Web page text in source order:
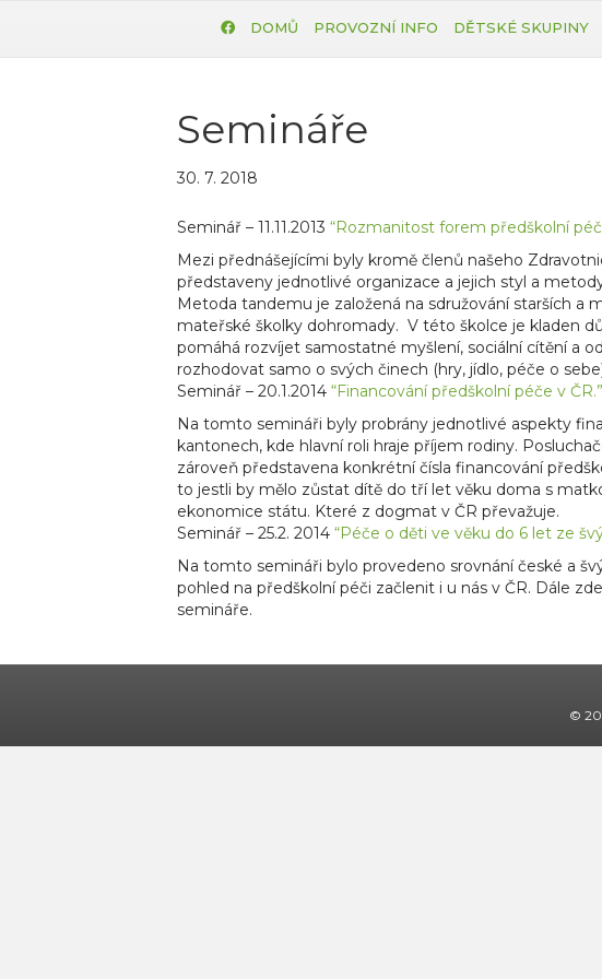
DOMŮ PROVOZNÍ INFO DĚTSKÉ SKUPINY
Semináře
30. 7. 2018
Seminář – 11.11.2013 “Rozmanitost forem předškolní
Mezi přednášejícími byly kromě členů našeho
představeny jednotlivé organizace a jejich styl a
Metoda tandemu je založená na sdružování starších a
mateřské školky dohromady. V této školce je kladen
pomáhá rozvíjet samostatné myšlení, sociální cítění a
rozhodovat samo o svých činech (hry, jídlo, péče o
Seminář – 20.1.2014 “Financování předškolní péče v ČR.”
Na tomto semináři byly probrány jednotlivé aspekty
kantonech, kde hlavní roli hraje příjem rodiny.
zároveň představena konkrétní čísla financování
to jestli by mělo zůstat dítě do tří let věku doma s
ekonomice státu. Které z dogmat v ČR převažuje.
Seminář – 25.2. 2014 “Péče o děti ve věku do 6 let ze
Na tomto semináři bylo provedeno srovnání české a
pohled na předškolní péči začlenit i u nás v ČR. Dále
semináře.
©